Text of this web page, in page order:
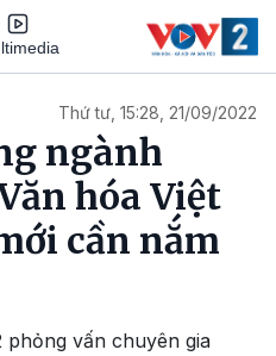
Thứ tư, 15:28, 21/09/2022
ngành
hóa Việt
cần nắm
phỏng vấn chuyên gia